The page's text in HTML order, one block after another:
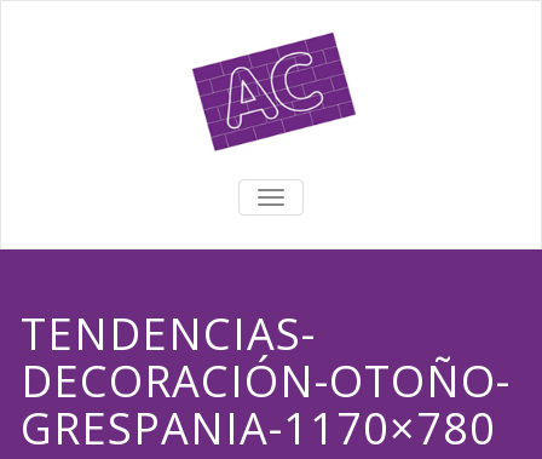
TOGGLE NAVIGATION
TENDENCIAS-
DECORACIÓN-OTOÑO-
GRESPANIA-1170×780